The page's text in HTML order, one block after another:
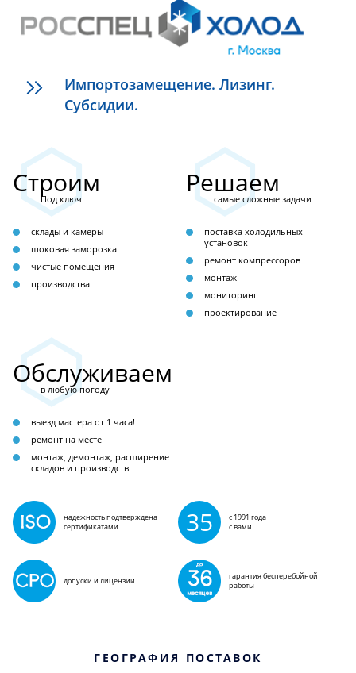
Импортозамещение. Лизинг.
Субсидии.
Строим
Под ключ
склады и камеры
шоковая заморозка
чистые помещения
производства
Решаем
самые сложные задачи
поставка холодильных
установок
ремонт компрессоров
монтаж
мониторинг
проектирование
Обслуживаем
в любую погоду
выезд мастера от 1 часа!
ремонт на месте
монтаж, демонтаж, расширение
складов и производств
надежность подтверждена
сертификатами
35
с 1991 года
с вами
допуски и лицензии
гарантия бесперебойной
работы
ГЕОГРАФИЯ ПОСТАВОК